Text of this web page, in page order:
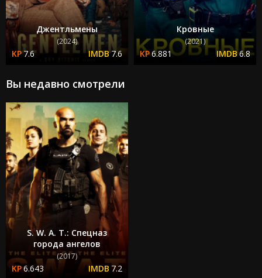
Джентльмены
(2024)
7.6 7.6
Кровные
(2021)
6.881 6.8
Вы недавно смотрели
S. W. A. T.: Спецназ
города ангелов
(2017)
6.643 7.2